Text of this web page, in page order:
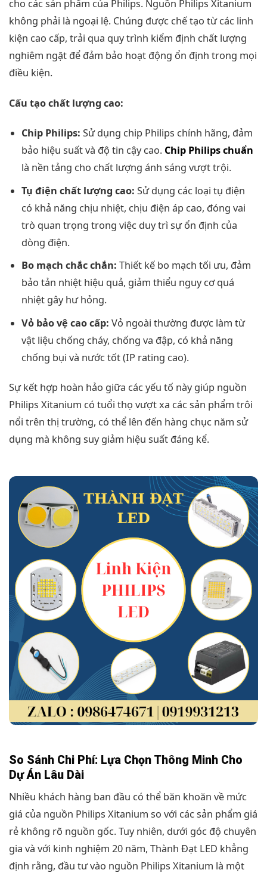
cho các sản phẩm của Philips. Nguồn Philips Xitanium
không phải là ngoại lệ. Chúng được chế tạo từ các linh
kiện cao cấp, trải qua quy trình kiểm định chất lượng
nghiêm ngặt để đảm bảo hoạt động ổn định trong mọi
điều kiện.
Cấu tạo chất lượng cao:
Chip Philips: Sử dụng chip Philips chính hãng, đảm
bảo hiệu suất và độ tin cậy cao. Chip Philips chuẩn
là nền tảng cho chất lượng ánh sáng vượt trội.
Tụ điện chất lượng cao: Sử dụng các loại tụ điện
có khả năng chịu nhiệt, chịu điện áp cao, đóng vai
trò quan trọng trong việc duy trì sự ổn định của
dòng điện.
Bo mạch chắc chắn: Thiết kế bo mạch tối ưu, đảm
bảo tản nhiệt hiệu quả, giảm thiểu nguy cơ quá
nhiệt gây hư hỏng.
Vỏ bảo vệ cao cấp: Vỏ ngoài thường được làm từ
vật liệu chống cháy, chống va đập, có khả năng
chống bụi và nước tốt (IP rating cao).
Sự kết hợp hoàn hảo giữa các yếu tố này giúp nguồn
Philips Xitanium có tuổi thọ vượt xa các sản phẩm trôi
nổi trên thị trường, có thể lên đến hàng chục năm sử
dụng mà không suy giảm hiệu suất đáng kể.
So Sánh Chi Phí: Lựa Chọn Thông Minh Cho
Dự Án Lâu Dài
Nhiều khách hàng ban đầu có thể băn khoăn về mức
giá của nguồn Philips Xitanium so với các sản phẩm giá
rẻ không rõ nguồn gốc. Tuy nhiên, dưới góc độ chuyên
gia và với kinh nghiệm 20 năm, Thành Đạt LED khẳng
định rằng, đầu tư vào nguồn Philips Xitanium là một